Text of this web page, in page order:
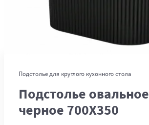
В корзину
Подстолье для круглого кухонного стола
Подстолье овальное
черное 700Х350